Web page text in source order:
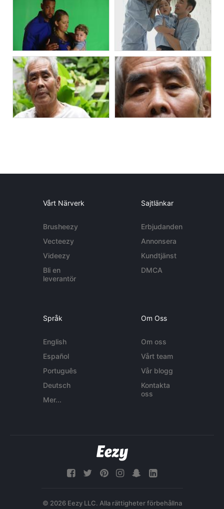
Vårt Närverk
Brusheezy
Vecteezy
Videezy
Bli en
leverantör
Sajtlänkar
Erbjudanden
Annonsera
Kundtjänst
DMCA
Språk
English
Español
Português
Deutsch
Mer...
Om Oss
Om oss
Vårt team
Vår blogg
Kontakta
oss
© 2026 Eezy LLC. Alla rättigheter förbehållna